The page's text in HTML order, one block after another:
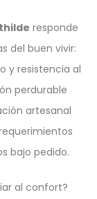
responde
del buen vivir:
y resistencia al
perdurable
artesanal
bajo pedido.
al confort?